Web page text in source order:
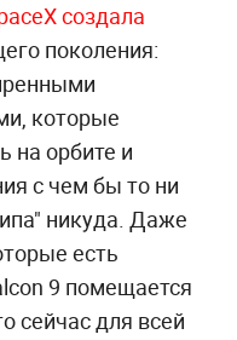
создала
поколения:
которые
на орбите и
с чем бы то ни
никуда. Даже
есть
9 помещается
сейчас для всей